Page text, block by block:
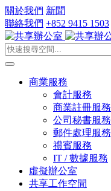
關於我們 新聞
聯絡我們 +852 9415 1503
商業服務
會計服務
商業註冊服務
公司秘書服務
郵件處理服務
禮賓服務
IT / 數據服務
虛擬辦公室
共享工作空間